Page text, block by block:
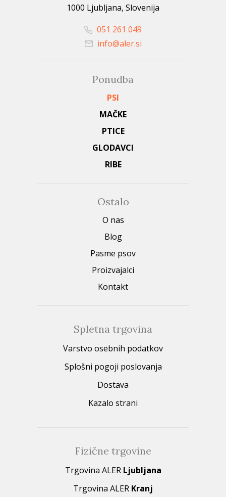
1000 Ljubljana, Slovenija
051 261 049
info@aler.si
Ponudba
PSI
MAČKE
PTICE
GLODAVCI
RIBE
Ostalo
O nas
Blog
Pasme psov
Proizvajalci
Kontakt
Spletna trgovina
Varstvo osebnih podatkov
Splošni pogoji poslovanja
Dostava
Kazalo strani
Fizične trgovine
Trgovina ALER Ljubljana
Trgovina ALER Kranj